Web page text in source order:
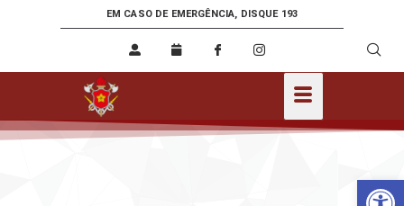
EM CASO DE EMERGÊNCIA, DISQUE 193